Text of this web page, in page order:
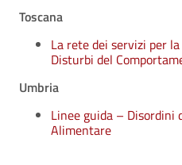
Toscana
La rete dei servizi per
Disturbi del
Umbria
Linee guida – Disordini
Alimentare